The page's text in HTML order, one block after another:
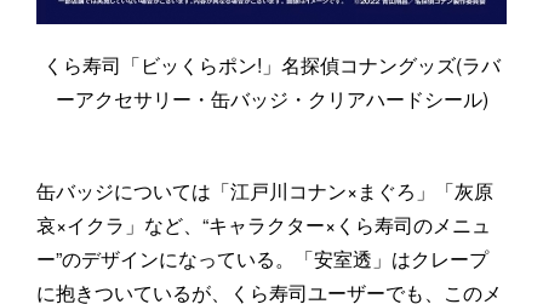
くら寿司「ビッくらポン!」名探偵コナングッズ(ラバ
ーアクセサリー・缶バッジ・クリアハードシール)
缶バッジについては「江戸川コナン×まぐろ」「灰原
哀×イクラ」など、“キャラクター×くら寿司のメニュ
ー”のデザインになっている。「安室透」はクレープ
に抱きついているが、くら寿司ユーザーでも、このメ